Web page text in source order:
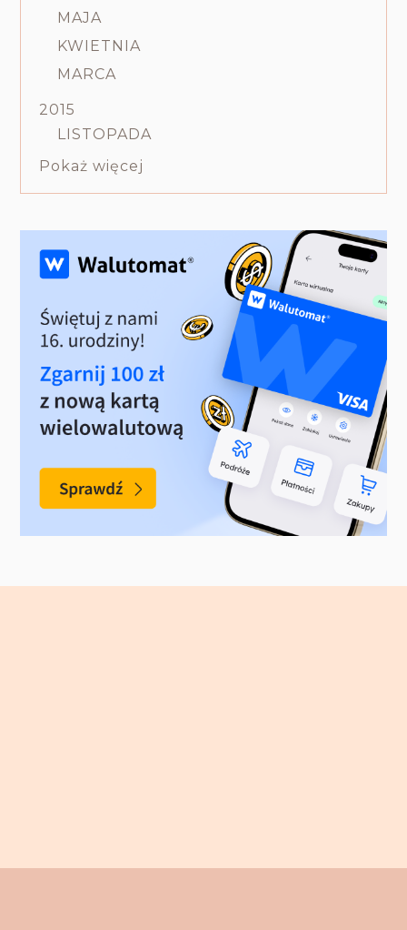
MAJA
KWIETNIA
MARCA
2015
LISTOPADA
Pokaż więcej